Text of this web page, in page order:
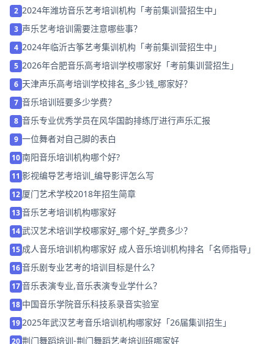
2 2024年潍坊音乐艺考培训机构「考前集训营招生中」
3 声乐艺考培训需要注意哪些事？
4 2024年临沂古筝艺考集训机构「考前集训营招生中」
5 2026年合肥音乐高考培训学校哪家好「考前集训营招生」
6 天津声乐高考培训学校排名_多少钱_哪家好？
7 音乐培训班要多少学费？
8 音乐专业优秀学员在风华国韵排练厅进行声乐汇报
9 一位舞者对自己脚的表白
10南阳音乐培训机构哪个好?
11 影视编导艺考培训_编导影评怎么写
12 厦门艺术学校2018年招生简章
13音乐艺考培训机构哪家好
14武汉艺术培训学校哪家好_哪个好_学费多少？
15 成人音乐培训机构哪家好 成人音乐培训机构排名「名师指导」
16音乐剧专业艺考的培训目标是什么？
17音乐表演专业,音乐表演专业学什么？
18 中国音乐学院音乐科技系录音实验室
19 2025年武汉艺考音乐培训机构哪家好「26届集训招生」
20荆门舞蹈培训-荆门舞蹈艺考培训班哪家好